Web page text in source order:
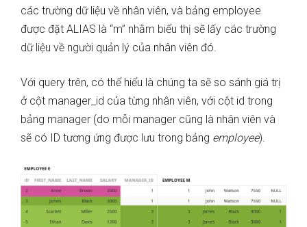
các trường dữ liệu về nhân viên, và bảng employee
được đặt ALIAS là “m” nhằm biểu thị sẽ lấy các trường
dữ liệu về người quản lý của nhân viên đó.
Với query trên, có thể hiểu là chúng ta sẽ so sánh giá trị
ở cột manager_id của từng nhân viên, với cột id trong
bảng manager (do mỗi manager cũng là nhân viên và
sẽ có ID tương ứng được lưu trong bảng employee).